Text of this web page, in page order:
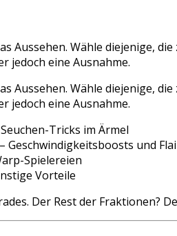
Aussehen. Wähle diejenige,
jedoch eine Ausnahme.
Aussehen. Wähle diejenige,
jedoch eine Ausnahme.
Tricks im Ärmel
Geschwindigkeitsboosts und
Spielereien
Vorteile
Der Rest der Fraktionen?